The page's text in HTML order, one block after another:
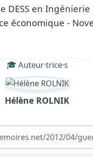
DESS en Ingénierie
économique -
🎓 Auteur·trice·s
Hélène ROLNIK